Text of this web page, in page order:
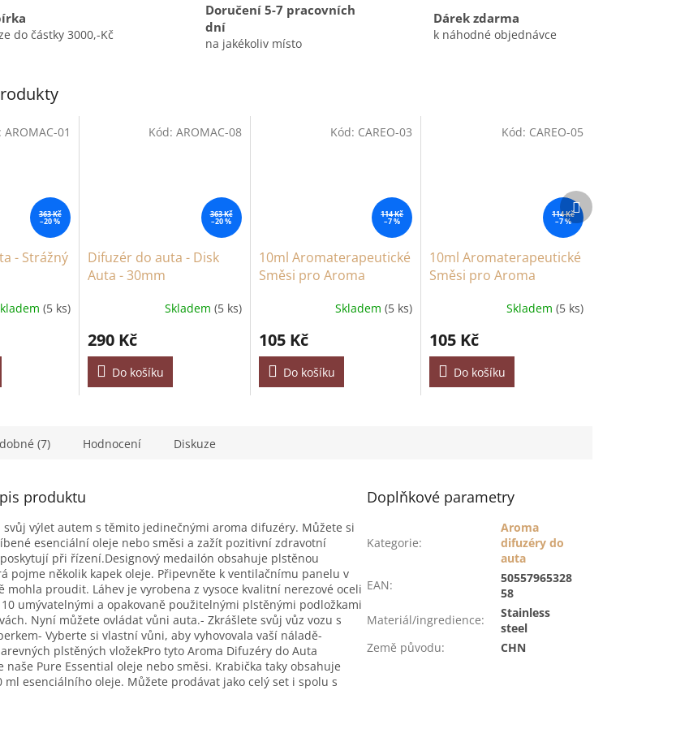
do částky 3000,-Kč
Doručení 5-7 pracovních
dní
na jakékoliv místo
Dárek zdarma
k náhodné objednávce
363 Kč
–20 %
- Strážný
(5 ks)
AROMAC-01
363 Kč
–20 %
Difuzér do auta - Disk
Auta - 30mm
Skladem (5 ks)
290 Kč
Do košíku
Kód: AROMAC-08
114 Kč
–7 %
10ml Aromaterapeutické
Směsi pro Aroma
Skladem(5 ks)
105 Kč
Do košíku
Kód: CAREO-03
114 Kč
–7 %
10ml Aromaterapeutické
Směsi pro Aroma
Dopravní ZácpaSkladem (5 ks)
105 Kč
Do košíku
Kód: CAREO-05
Další
produkt
(7) Hodnocení Diskuze
produktu
svůj výlet autem s těmito jedinečnými aroma difuzéry. Můžete si
esenciální oleje nebo směsi a zažít pozitivní zdravotní
při řízení.Designový medailón obsahuje plstěnou
pojme několik kapek oleje. Připevněte k ventilačnímu panelu v
mohla proudit. Láhev je vyrobena z vysoce kvalitní nerezové oceli
umývatelnými a opakovaně použitelnými plstěnými podložkami
Nyní můžete ovládat vůni auta.- Zkrášlete svůj vůz vozu s
Vyberte si vlastní vůni, aby vyhovovala vaší náladě-
plstěných vložekPro tyto Aroma Difuzéry do Auta
naše Pure Essential oleje nebo směsi. Krabička taky obsahuje
ml esenciálního oleje. Můžete prodávat jako celý set i spolu s
Doplňkové parametry
Kategorie:
Aroma
difuzéry do
auta
EAN:
50557965328
58
Materiál/ingredience:
Stainless
steel
Země původu: CHN